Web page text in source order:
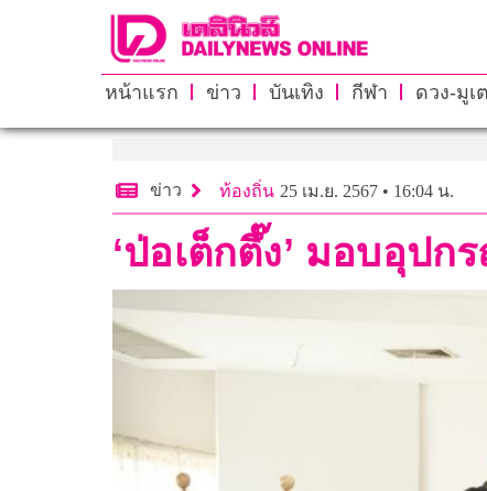
หน้าแรก ข่าว บันเทิง กีฬา ดวง-มูเ
ข่าว ท้องถิ่น 25 เม.ย. 2567 • 16:04 น.
‘ป่อเต็กตึ๊ง’ มอบอุป